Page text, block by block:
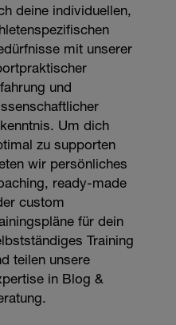
deine individuellen,
mit unserer
und
Um dich
zu supporten
wir persönliches
ready-made
custom
für dein
Training
teilen unsere
in Blog &